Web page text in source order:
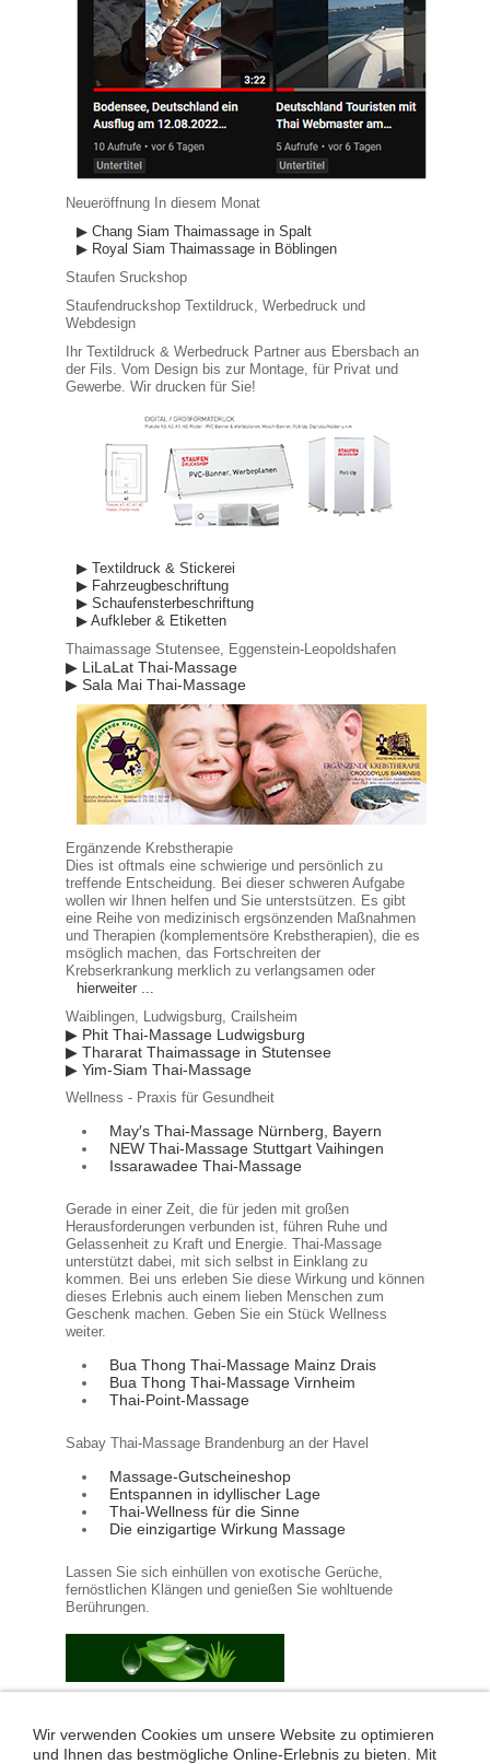
Neueröffnung In diesem Monat
▶ Chang Siam Thaimassage in Spalt
▶ Royal Siam Thaimassage in Böblingen
Staufen Sruckshop
Staufendruckshop Textildruck, Werbedruck und
Webdesign
Ihr Textildruck & Werbedruck Partner aus Ebersbach an
der Fils. Vom Design bis zur Montage, für Privat und
Gewerbe. Wir drucken für Sie!
▶ Textildruck & Stickerei
▶ Fahrzeugbeschriftung
▶ Schaufensterbeschriftung
▶ Aufkleber & Etiketten
Thaimassage Stutensee, Eggenstein-Leopoldshafen
▶ LiLaLat Thai-Massage
▶ Sala Mai Thai-Massage
Ergänzende Krebstherapie
Dies ist oftmals eine schwierige und persönlich zu
treffende Entscheidung. Bei dieser schweren Aufgabe
wollen wir Ihnen helfen und Sie unterstsützen. Es gibt
eine Reihe von medizinisch ergsönzenden Maßnahmen
und Therapien (komplementsöre Krebstherapien), die es
msöglich machen, das Fortschreiten der
Krebserkrankung merklich zu verlangsamen oder
hierweiter ...
Waiblingen, Ludwigsburg, Crailsheim
▶ Phit Thai-Massage Ludwigsburg
▶ Thararat Thaimassage in Stutensee
▶ Yim-Siam Thai-Massage
Wellness - Praxis für Gesundheit
May′s Thai-Massage Nürnberg, Bayern
NEW Thai-Massage Stuttgart Vaihingen
Issarawadee Thai-Massage
Gerade in einer Zeit, die für jeden mit großen
Herausforderungen verbunden ist, führen Ruhe und
Gelassenheit zu Kraft und Energie. Thai-Massage
unterstützt dabei, mit sich selbst in Einklang zu
kommen. Bei uns erleben Sie diese Wirkung und können
dieses Erlebnis auch einem lieben Menschen zum
Geschenk machen. Geben Sie ein Stück Wellness
weiter.
Bua Thong Thai-Massage Mainz Drais
Bua Thong Thai-Massage Virnheim
Thai-Point-Massage
Sabay Thai-Massage Brandenburg an der Havel
Massage-Gutscheineshop
Entspannen in idyllischer Lage
Thai-Wellness für die Sinne
Die einzigartige Wirkung Massage
Lassen Sie sich einhüllen von exotische Gerüche,
fernöstlichen Klängen und genießen Sie wohltuende
Berührungen.
Thai Import für Asia Marktplatz Deutschland
Thai-Pont Thai-Massage in Leonberg
Wir verwenden Cookies um unsere Website zu optimieren
und Ihnen das bestmögliche Online-Erlebnis zu bieten. Mit